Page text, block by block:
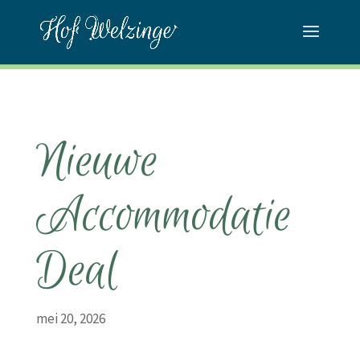
Nieuwe
Accommodatie
Deal
mei 20, 2026